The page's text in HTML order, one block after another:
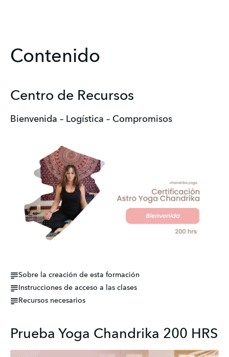
Contenido
Centro de Recursos
Bienvenida – Logística – Compromisos
Sobre la creación de esta formación
Instrucciones de acceso a las clases
Recursos necesarios
Prueba Yoga Chandrika 200 HRS